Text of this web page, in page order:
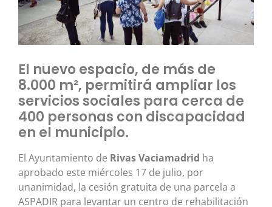
El nuevo espacio, de más de
8.000 m², permitirá ampliar los
servicios sociales para cerca de
400 personas con discapacidad
en el municipio.
El Ayuntamiento de Rivas Vaciamadrid ha
aprobado este miércoles 17 de julio, por
unanimidad, la cesión gratuita de una parcela a
ASPADIR para levantar un centro de rehabilitación